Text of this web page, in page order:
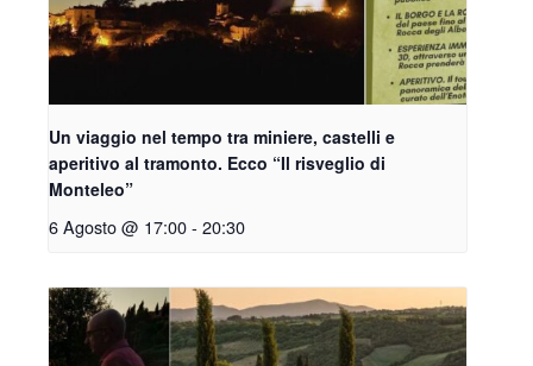
Un viaggio nel tempo tra miniere, castelli e
aperitivo al tramonto. Ecco “Il risveglio di
Monteleo”
6 Agosto @ 17:00- 20:30